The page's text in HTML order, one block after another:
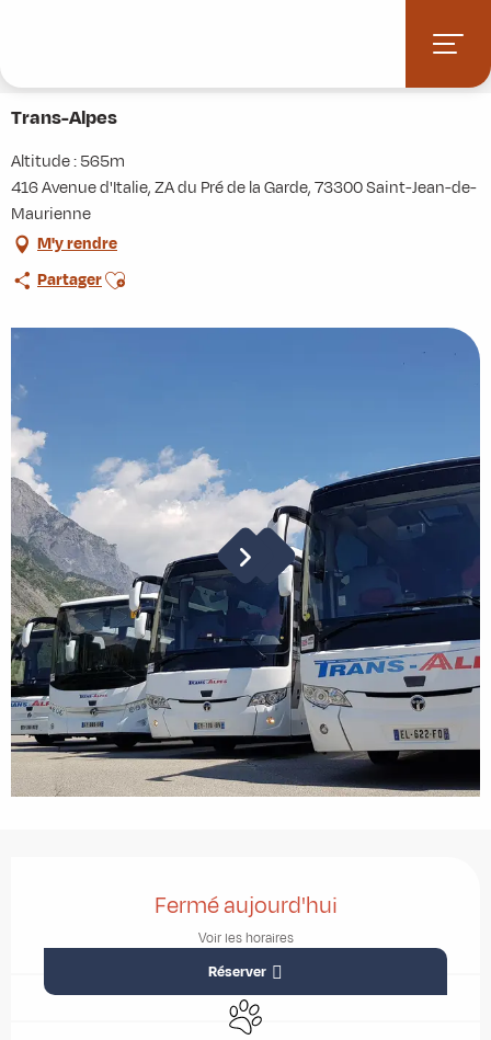
principal
Trans-Alpes
Altitude : 565m
416 Avenue d'Italie, ZA du Pré de la Garde, 73300 Saint-Jean-de-
Maurienne
M'y rendre
PartagerAjouter aux favoris
Fermé aujourd'hui
Voir les horaires
Réserver
Animaux acceptés